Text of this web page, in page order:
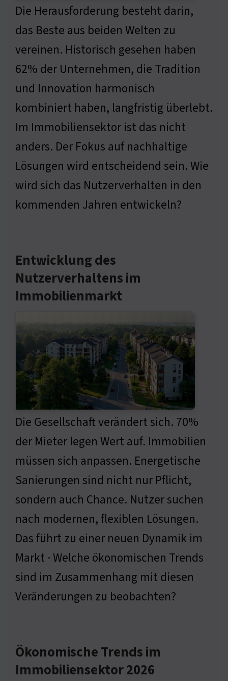
Die Herausforderung besteht darin,
das Beste aus beiden Welten zu
vereinen. Historisch gesehen haben
62% der Unternehmen, die Tradition
und Innovation harmonisch
kombiniert haben, langfristig überlebt.
Im Immobiliensektor ist das nicht
anders. Der Fokus auf nachhaltige
Lösungen wird entscheidend sein. Wie
wird sich das Nutzerverhalten in den
kommenden Jahren entwickeln?
Entwicklung des
Nutzerverhaltens im
Immobilienmarkt
Die Gesellschaft verändert sich. 70%
der Mieter legen Wert auf. Immobilien
müssen sich anpassen. Energetische
Sanierungen sind nicht nur Pflicht,
sondern auch Chance. Nutzer suchen
nach modernen, flexiblen Lösungen.
Das führt zu einer neuen Dynamik im
Markt · Welche ökonomischen Trends
sind im Zusammenhang mit diesen
Veränderungen zu beobachten?
Ökonomische Trends im
Immobiliensektor 2026